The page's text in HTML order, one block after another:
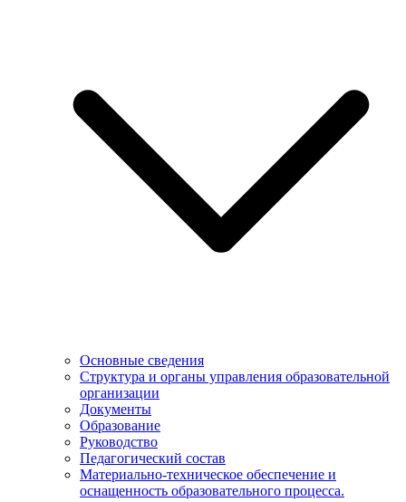
Основные сведения
Структура и органы управления образовательной
организации
Документы
Образование
Руководство
Педагогический состав
Материально-техническое обеспечение и
оснащенность образовательного процесса.